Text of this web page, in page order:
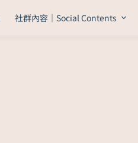
社群內容｜Social Contents